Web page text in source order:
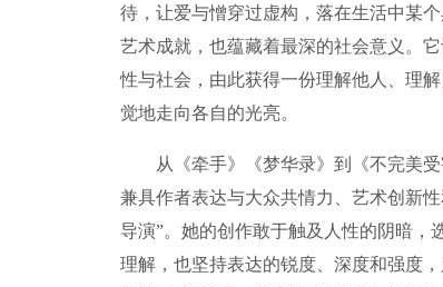
待，让爱与憎穿过虚构，落在生活中某
艺术成就，也蕴藏着最深的社会意义。
性与社会，由此获得一份理解他人、理
觉地走向各自的光亮。
从《牵手》《梦华录》到《不完美受
兼具作者表达与大众共情力、艺术创新
导演”。她的创作敢于触及人性的阴暗，
理解，也坚持表达的锐度、深度和强度